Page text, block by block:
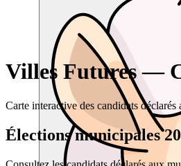
Villes Futures —
Carte interactive des candidats
Élections municipales